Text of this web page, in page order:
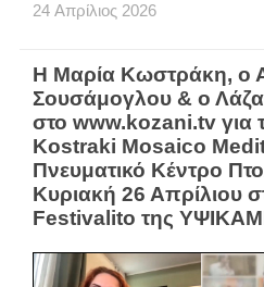
24 Απρίλιος 2026
Η Μαρία Κωστράκη, ο
Σουσάμογλου & ο
στο www.kozani.tv για
Kostraki Mosaico
Πνευματικό Κέντρο
Κυριακή 26 Απρίλιου
Festivalito της